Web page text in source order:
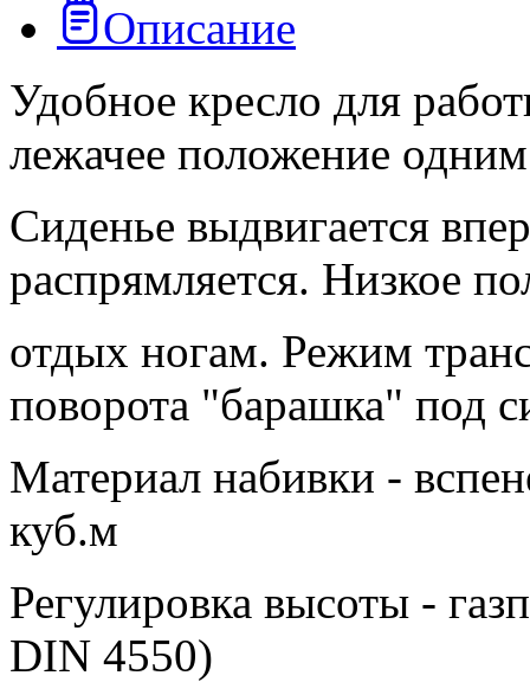
Описание
Удобное кресло для
лежачее положение
Сиденье выдвигается
распрямляется. Низкое
отдых ногам. Режим
поворота "барашка" под
Материал набивки -
куб.м
Регулировка высоты -
DIN 4550)